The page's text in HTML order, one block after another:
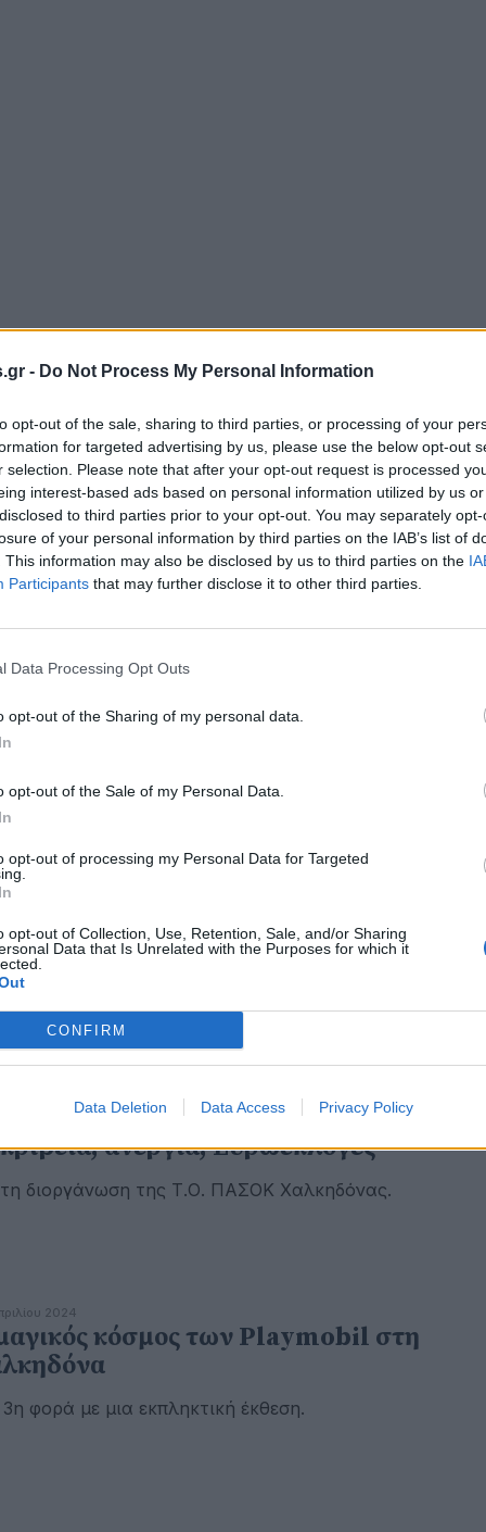
- Do Not Process My Personal Information
opt-out of the sale, sharing to third parties, or processing of your
for targeted advertising by us, please use the below opt-out
selection. Please note that after your opt-out request is processed
interest-based ads based on personal information utilized by us
to third parties prior to your opt-out. You may separately
of your personal information by third parties on the IAB’s list of
This information may also be disclosed by us to third parties on the
Participants that may further disclose it to other third parties.
Data Processing Opt Outs
opt-out of the Sharing of my personal data.
opt-out of the Sale of my Personal Data.
opt-out of processing my Personal Data for Targeted
opt-out of Collection, Use, Retention, Sale, and/or Sharing
Data that Is Unrelated with the Purposes for which it
CONFIRM
Data Deletion Data Access Privacy Policy
Ένα διαδημοτικό παραδοσιακό
νεολαίας
πολιτιστική διαδρομή.
– Έδεσσας από την
Κάθειρξη 8 ετών και 9
μητροκτόνο της Χαλκηδόνας - «Το
Κουκουλόπουλος στην Χαλκηδόνα:
ανεργία, Ευρωεκλογές"
διοργάνωση της Τ.Ο. ΠΑΣΟΚ Χαλκηδόνας.
2024
κόσμος των Playmobil στη
3η φορά με μια εκπληκτική έκθεση.